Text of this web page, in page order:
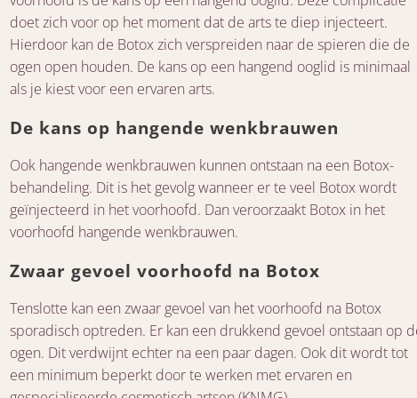
doet zich voor op het moment dat de arts te diep injecteert.
Hierdoor kan de Botox zich verspreiden naar de spieren die de
ogen open houden. De kans op een hangend ooglid is minimaal
als je kiest voor een ervaren arts.
De kans op hangende wenkbrauwen
Ook hangende wenkbrauwen kunnen ontstaan na een Botox-
behandeling. Dit is het gevolg wanneer er te veel Botox wordt
geïnjecteerd in het voorhoofd. Dan veroorzaakt Botox in het
voorhoofd hangende wenkbrauwen.
Zwaar gevoel voorhoofd na Botox
Tenslotte kan een zwaar gevoel van het voorhoofd na Botox
sporadisch optreden. Er kan een drukkend gevoel ontstaan op
ogen. Dit verdwijnt echter na een paar dagen. Ook dit wordt tot
een minimum beperkt door te werken met ervaren en